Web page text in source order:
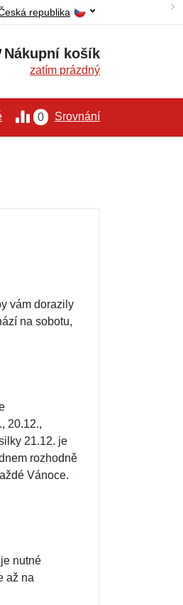
republika
Nákupní košík
zatím prázdný
0 Srovnání
vám dorazily
na sobotu,
20.12.,
21.12. je
rozhodně
Vánoce.
nutné
až na